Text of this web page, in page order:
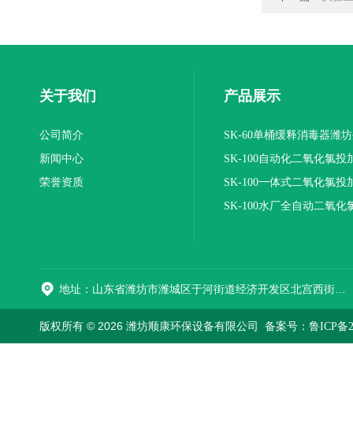
关于我们
公司简介
新闻中心
荣誉资质
产品展示
SK-60单桶缓释消毒器潍
SK-100自动化二氧化氯投
装置
SK-100一体式二氧化氯投
报价
SK-100水厂全自动二氧化
版权所有 © 2026 潍坊顺康环保设备有限公司 备案号：鲁ICP备